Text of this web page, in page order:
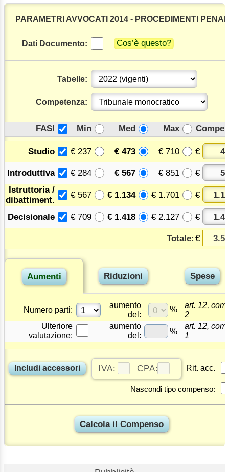
PARAMETRI AVVOCATI 2014 - PROCEDIMENTI
Dati Documento: Cos’è questo?
Tabelle:
Competenza:
FASI Min Med Max
Studio € 237 € 473 € 710 €
Introduttiva € 284 € 567 € 851
€
Istruttoria /
dibattiment.
€ 567 € 1.134 € 1.701 €
Decisionale € 709 € 1.418 € 2.127 €
Totale: €
Numero parti:
aumento
del:
%
art. 12,
2
Ulteriore
valutazione:
aumento
del:
%
art. 12,
1
Includi accessori IVA: CPA: Rit. acc.
Nascondi tipo compenso: